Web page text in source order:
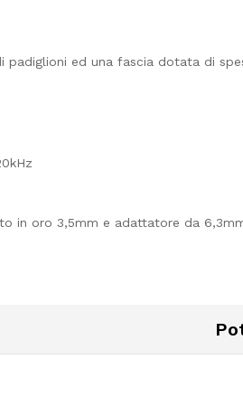
padiglioni ed una fascia dotata di
in oro 3,5mm e adattatore da